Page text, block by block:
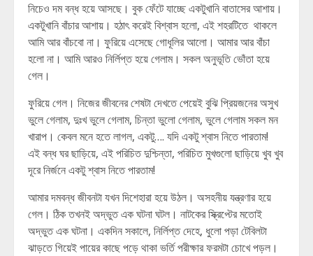
নিচেও দম বন্ধ হয়ে আসছে। বুক ফেঁটে যাচ্ছে একটুখানি বাতাসের আশায়।
একটুখানি বাঁচার আশায়। হঠাৎ করেই বিশ্বাস হলো, এই শহরটিতে থাকলে
আমি আর বাঁচবো না। ফুরিয়ে এসেছে গোধূলির আলো। আমার আর বাঁচা
হলো না। আমি আরও নির্লিপ্ত হয়ে গেলাম। সকল অনুভূতি ভোঁতা হয়ে
গেল।
ফুরিয়ে গেল। নিজের জীবনের শেষটা দেখতে পেয়েই বুঝি প্রিয়জনের অসুখ
ভুলে গেলাম, দুঃখ ভুলে গেলাম, চিন্তা ভুলো গেলাম, ভুলে গেলাম সকল মন
খারাপ। কেবল মনে হতে লাগল, একটু…. যদি একটু শ্বাস নিতে পারতাম!
এই বন্ধ ঘর ছাড়িয়ে, এই পরিচিত দুশ্চিন্তা, পরিচিত মুখগুলো ছাড়িয়ে খুব খুব
দূরে নির্জনে একটু শ্বাস নিতে পারতাম!
আমার দমবন্ধ জীবনটা যখন দিশেহারা হয়ে উঠল। অসহনীয় যন্ত্রণার হয়ে
গেল। ঠিক তখনই অদ্ভুত এক ঘটনা ঘটল। নাটকের স্ক্রিপ্টের মতোই
অদ্ভুত এক ঘটনা। একদিন সকালে, নির্লিপ্ত দেহে, ধুলো পড়া টেবিলটা
ঝাড়তে গিয়েই পায়ের কাছে পড়ে থাকা ভর্তি পরীক্ষার ফরমটা চোখে পড়ল।